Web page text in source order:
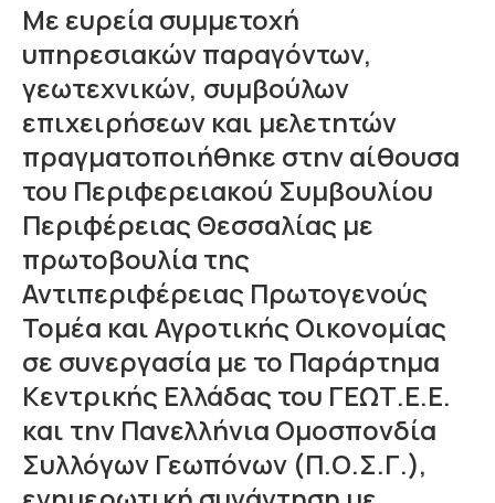
Με ευρεία συμμετοχή
υπηρεσιακών παραγόντων,
γεωτεχνικών, συμβούλων
επιχειρήσεων και μελετητών
πραγματοποιήθηκε στην αίθουσα
του Περιφερειακού Συμβουλίου
Περιφέρειας Θεσσαλίας με
πρωτοβουλία της
Αντιπεριφέρειας Πρωτογενούς
Τομέα και Αγροτικής Οικονομίας
σε συνεργασία με το Παράρτημα
Κεντρικής Ελλάδας του ΓΕΩΤ.Ε.Ε.
και την Πανελλήνια Ομοσπονδία
Συλλόγων Γεωπόνων (Π.Ο.Σ.Γ.),